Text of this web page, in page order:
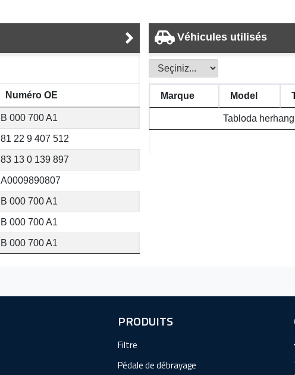
Numéro OE
B 000 700 A1
81 22 9 407 512
83 13 0 139 897
A0009890807
B 000 700 A1
B 000 700 A1
B 000 700 A1
Véhicules utilisés
Marque Model
Tabloda
PRODUITS
Filtre
Pédale de débrayage